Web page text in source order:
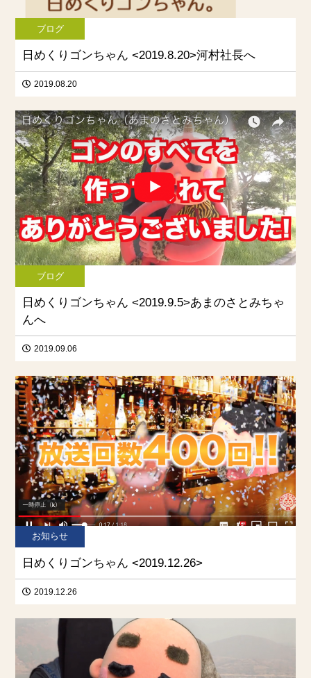
ブログ
日めくりゴンちゃん <2019.8.20>河村社長へ
2019.08.20
ブログ
日めくりゴンちゃん <2019.9.5>あまのさとみちゃ
んへ
2019.09.06
お知らせ
日めくりゴンちゃん <2019.12.26>
2019.12.26